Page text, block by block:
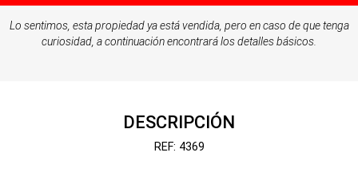
Lo sentimos, esta propiedad ya está vendida, pero en caso de que tenga
curiosidad, a continuación encontrará los detalles básicos.
DESCRIPCIÓN
REF: 4369